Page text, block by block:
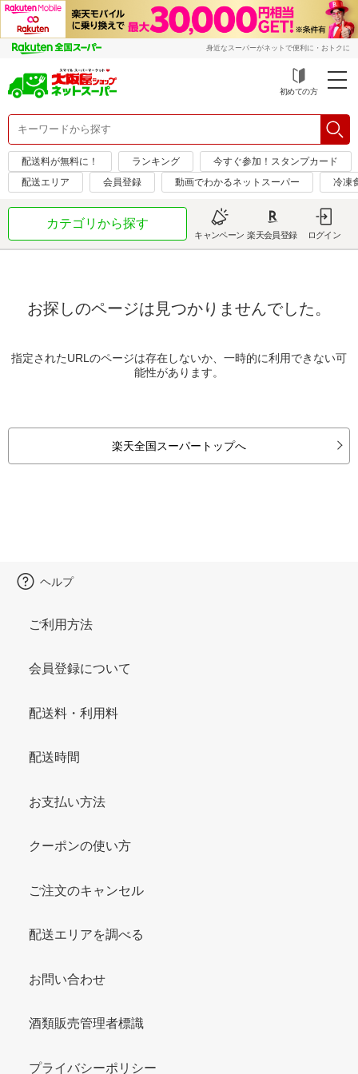
身近なスーパーがネットで便利に・おトクに
初めての方
配送料が無料に！ ランキング
今すぐ参加！スタンプカード
配送エリア
会員登録 動画でわかるネットスーパー 冷凍
カテゴリから探す
キャンペーン 楽天会員登録 ログイン
お探しのページは見つかりませんでした。
指定されたURLのページは存在しないか、一時的に利用できない可
能性があります。
楽天全国スーパートップへ
ヘルプ
ご利用方法
会員登録について
配送料・利用料
配送時間
お支払い方法
クーポンの使い方
ご注文のキャンセル
配送エリアを調べる
お問い合わせ
酒類販売管理者標識
プライバシーポリシー